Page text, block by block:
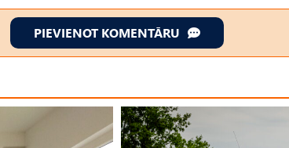
PIEVIENOT KOMENTĀRU